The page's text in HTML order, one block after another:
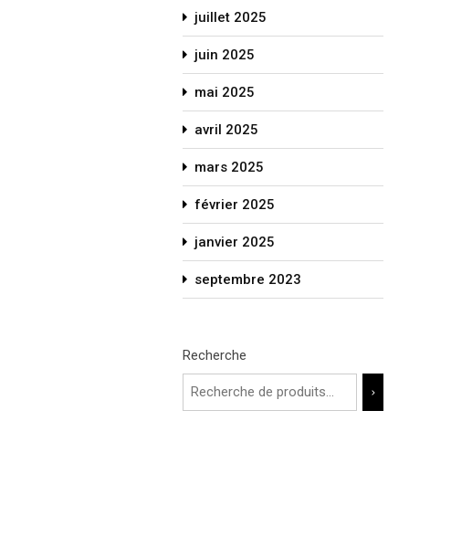
juillet 2025
juin 2025
mai 2025
avril 2025
mars 2025
février 2025
janvier 2025
septembre 2023
Recherche